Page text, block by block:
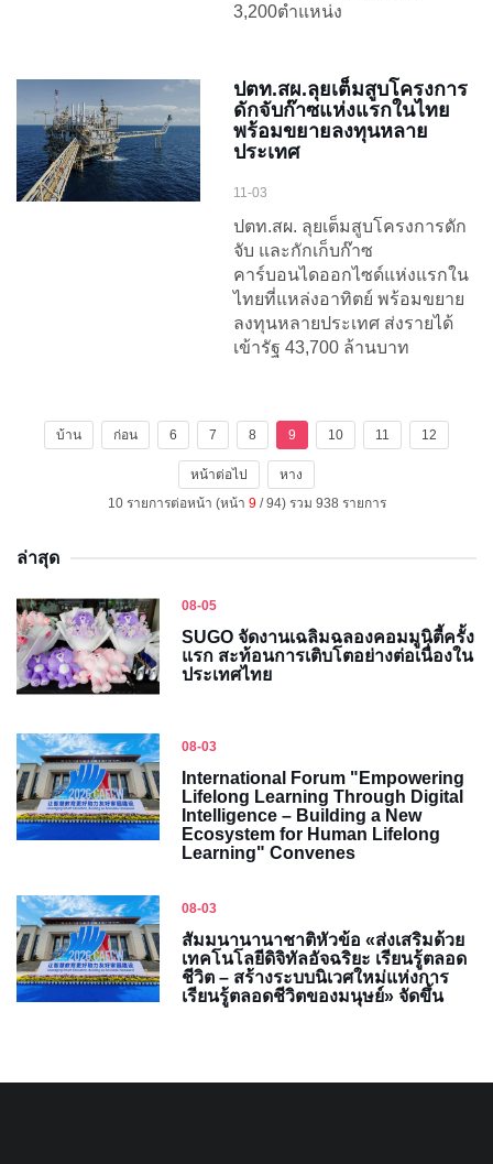
3,200ตำแหน่ง
ปตท.สผ.ลุยเต็มสูบโครงการ
ดักจับก๊าซแห่งแรกในไทย
พร้อมขยายลงทุนหลาย
ประเทศ
11-03
ปตท.สผ. ลุยเต็มสูบโครงการดัก
จับ และกักเก็บก๊าซ
คาร์บอนไดออกไซด์แห่งแรกใน
ไทยที่แหล่งอาทิตย์ พร้อมขยาย
ลงทุนหลายประเทศ ส่งรายได้
เข้ารัฐ 43,700 ล้านบาท
บ้าน ก่อน 6 7 8 9 10 11 12
หน้าต่อไป
หาง
10 รายการต่อหน้า (หน้า 9/ 94) รวม 938 รายการ
ล่าสุด
08-05
SUGO จัดงานเฉลิมฉลองคอมมูนิตี้ครั้ง
แรก สะท้อนการเติบโตอย่างต่อเนื่องใน
ประเทศไทย
08-03
International Forum "Empowering
Lifelong Learning Through Digital
Intelligence – Building a New
Ecosystem for Human Lifelong
Learning" Convenes
08-03
สัมมนานานาชาติหัวข้อ «ส่งเสริมด้วย
เทคโนโลยีดิจิทัลอัจฉริยะ เรียนรู้ตลอด
ชีวิต – สร้างระบบนิเวศใหม่แห่งการ
เรียนรู้ตลอดชีวิตของมนุษย์» จัดขึ้น